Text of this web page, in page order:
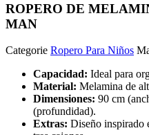
ROPERO DE
MAN
Categorie Ropero Para Niños
Capacidad: Ideal para
Material: Melamina de
Dimensiones: 90 cm
(profundidad).
Extras: Diseño inspirado